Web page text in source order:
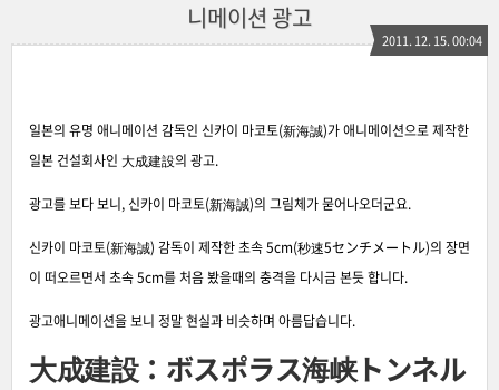
니메이션 광고
2011. 12. 15. 00:04
일본의 유명 애니메이션 감독인 신카이 마코토(新海誠)가 애니메이션으로 제작한
일본 건설회사인 大成建設의 광고.
광고를 보다 보니, 신카이 마코토(新海誠)의 그림체가 묻어나오더군요.
신카이 마코토(新海誠) 감독이 제작한 초속 5cm(秒速5センチメートル)의 장면
이 떠오르면서 초속 5cm를 처음 봤을때의 충격을 다시금 본듯 합니다.
광고애니메이션을 보니 정말 현실과 비슷하며 아름답습니다.
大成建設：ボスポラス海峡トンネル